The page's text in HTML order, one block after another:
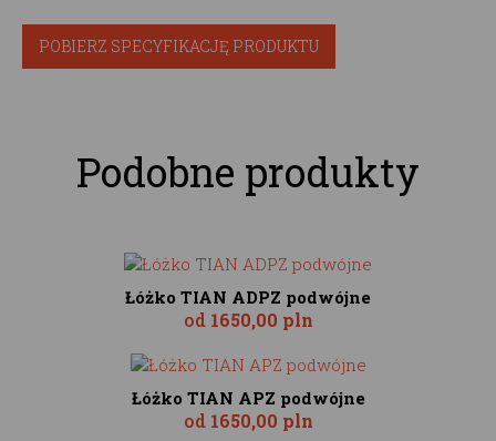
POBIERZ SPECYFIKACJĘ PRODUKTU
Podobne produkty
Łóżko TIAN ADPZ podwójne
od 1650,00 pln
Łóżko TIAN APZ podwójne
od 1650,00 pln